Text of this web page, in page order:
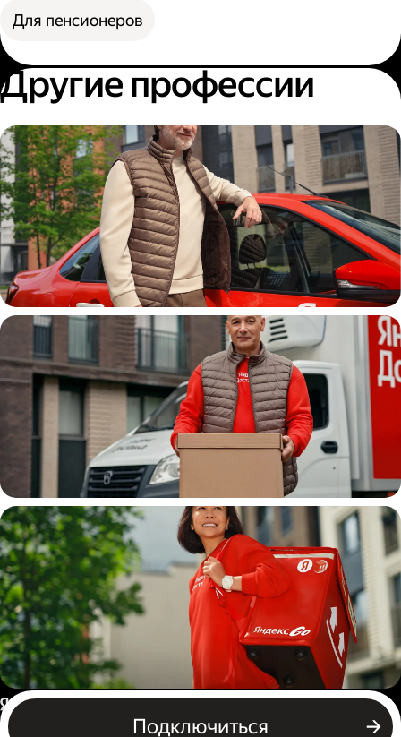
Для пенсионеров
Другие профессии
Автокурьер
Водитель
грузовой машины
Пеший курьер
Подключиться
Россия